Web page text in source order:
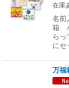
在庫
名前
箱
らっ
にセ
万福